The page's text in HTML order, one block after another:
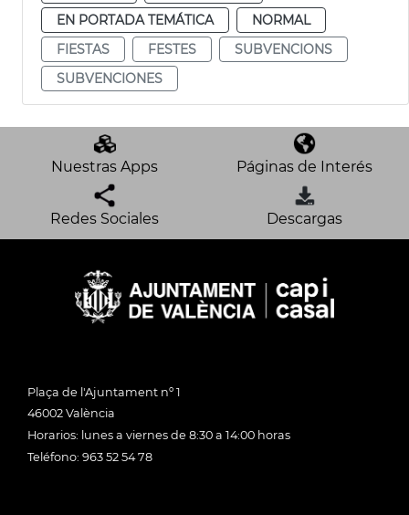
EN PORTADA TEMÁTICA
NORMAL
FIESTAS
FESTES
SUBVENCIONS
SUBVENCIONES
Nuestras Apps Páginas de Interés
Redes Sociales Descargas
Plaça de l'Ajuntament nº 1
46002 València
Horarios: lunes a viernes de 8:30 a 14:00 horas
Teléfono: 963 52 54 78